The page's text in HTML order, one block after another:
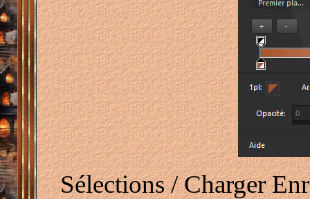
Sélections / Charger